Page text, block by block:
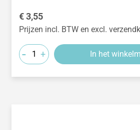
Normale prijs:
€ 3,55
Prijzen incl. BTW en excl.
- + In het